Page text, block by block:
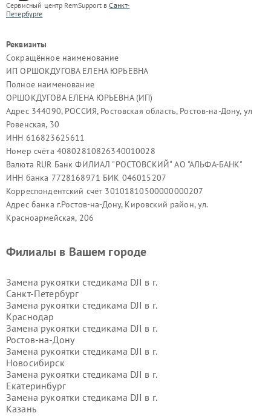
Сервисный центр RemSupport вСанкт-
Петербурге
Реквизиты
Сокращённое наименование
ИП ОРШОКДУГОВА ЕЛЕНА ЮРЬЕВНА
Полное наименование
ОРШОКДУГОВА ЕЛЕНА ЮРЬЕВНА (ИП)
Адрес 344090, РОССИЯ, Ростовская область, Ростов-на-Дону, ул
Ровенская, 30
ИНН 616823625611
Номер счёта 40802810826340010028
Валюта RUR Банк ФИЛИАЛ "РОСТОВСКИЙ" АО "АЛЬФА-БАНК"
ИНН банка 7728168971 БИК 046015207
Корреспондентский счёт 30101810500000000207
Адрес банка г.Ростов-на-Дону, Кировский район, ул.
Красноармейская, 206
Филиалы в Вашем городе
Замена рукоятки стедикама DJI в г.
Санкт-Петербург
Замена рукоятки стедикама DJI в г.
Краснодар
Замена рукоятки стедикама DJI в г.
Ростов-на-Дону
Замена рукоятки стедикама DJI в г.
Новосибирск
Замена рукоятки стедикама DJI в г.
Екатеринбург
Замена рукоятки стедикама DJI в г.
Казань